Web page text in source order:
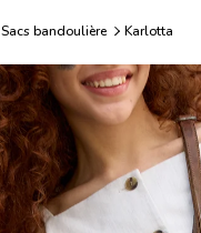
Sacs bandoulière Karlotta